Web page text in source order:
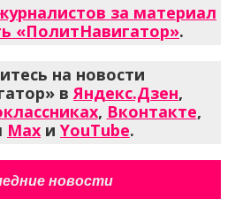
за материал
«ПолитНавигатор».
на новости
в Яндекс.Дзен,
, Вконтакте,
Max и YouTube.
новости